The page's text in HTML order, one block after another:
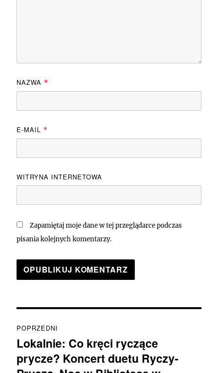
NAZWA *
E-MAIL *
WITRYNA INTERNETOWA
Zapamiętaj moje dane w tej przeglądarce podczas
pisania kolejnych komentarzy.
wpisu
POPRZEDNI
Poprzedni
wpis:
Lokalnie: Co kręci ryczące
prycze? Koncert duetu Ryczy-